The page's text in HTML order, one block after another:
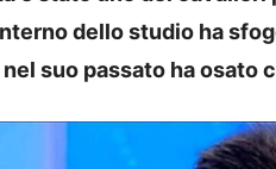
dello studio ha
suo passato ha osato